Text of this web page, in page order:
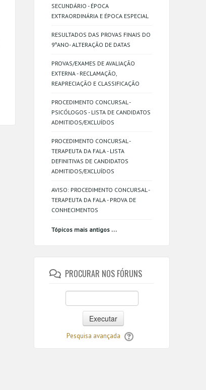
SECUNDÁRIO - ÉPOCA
EXTRAORDINÁRIA E ÉPOCA ESPECIAL
RESULTADOS DAS PROVAS FINAIS DO
9ºANO- ALTERAÇÃO DE DATAS
PROVAS/EXAMES DE AVALIAÇÃO
EXTERNA - RECLAMAÇÃO,
REAPRECIAÇÃO E CLASSIFICAÇÃO
PROCEDIMENTO CONCURSAL -
PSICÓLOGOS - LISTA DE CANDIDATOS
ADMITIDOS/EXCLUÍDOS
PROCEDIMENTO CONCURSAL -
TERAPEUTA DA FALA - LISTA
DEFINITIVAS DE CANDIDATOS
ADMITIDOS/EXCLUÍDOS
AVISO: PROCEDIMENTO CONCURSAL -
TERAPEUTA DA FALA - PROVA DE
CONHECIMENTOS
Tópicos mais antigos ...
PROCURAR NOS FÓRUNS
Executar
Pesquisa avançada